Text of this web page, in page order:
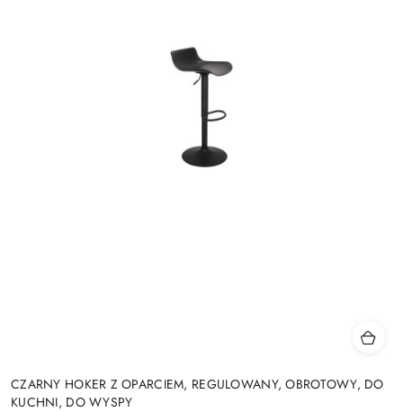
CZARNY HOKER Z OPARCIEM, REGULOWANY, OBROTOWY, DO
KUCHNI, DO WYSPY